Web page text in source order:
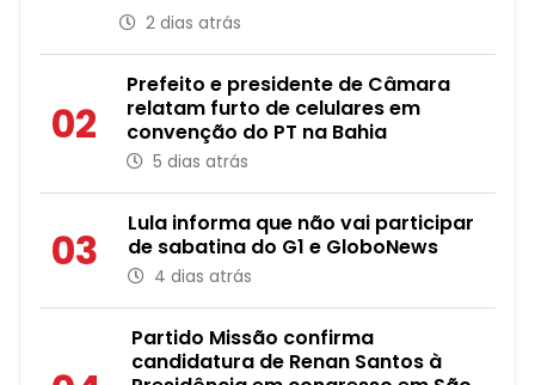
2 dias atrás
02
Prefeito e presidente de Câmara
relatam furto de celulares em
convenção do PT na Bahia
5 dias atrás
03
Lula informa que não vai participar
de sabatina do G1 e GloboNews
4 dias atrás
Partido Missão confirma
candidatura de Renan Santos à